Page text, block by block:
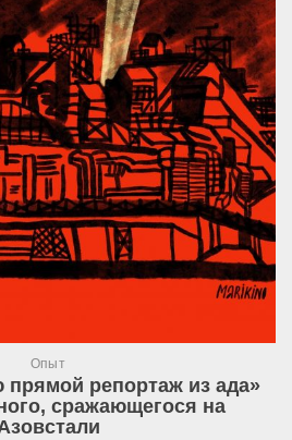
Опыт
репортаж из ада»
сражающегося на